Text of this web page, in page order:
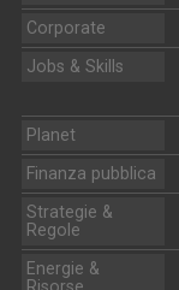
Corporate
Jobs & Skills
Planet
Finanza pubblica
Strategie &
Regole
Energie &
Risorse